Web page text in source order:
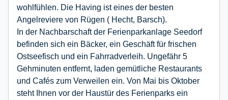
wohlfühlen. Die Having ist eines der besten
Angelreviere von Rügen ( Hecht, Barsch).
In der Nachbarschaft der Ferienparkanlage Seedorf
befinden sich ein Bäcker, ein Geschäft für frischen
Ostseefisch und ein Fahrradverleih. Ungefähr 5
Gehminuten entfernt, laden gemütliche Restaurants
und Cafés zum Verweilen ein. Von Mai bis Oktober
steht Ihnen vor der Haustür des Ferienparks ein